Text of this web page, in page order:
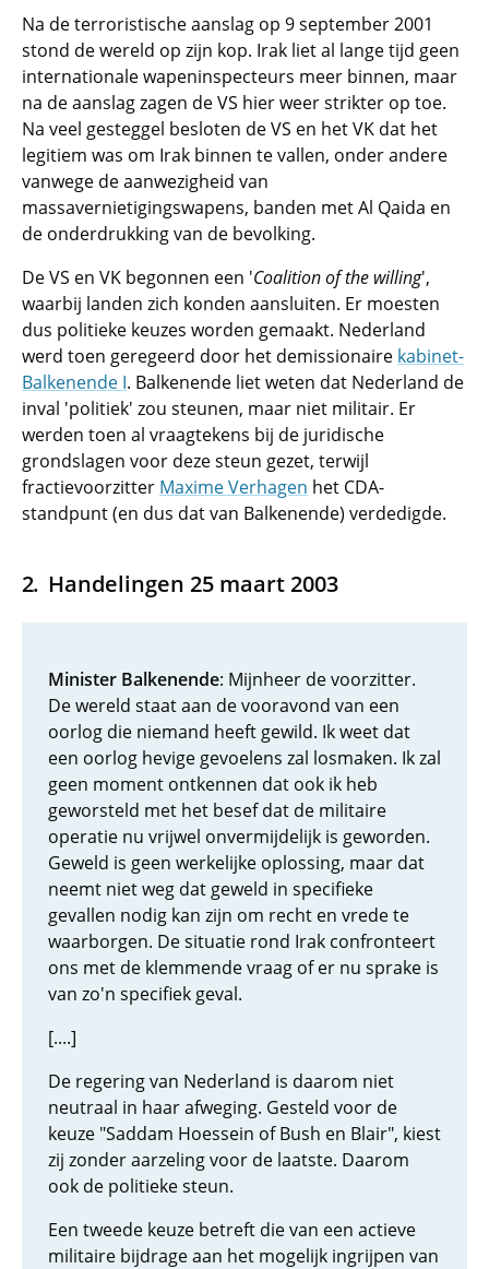
Na de terroristische aanslag op 9 september 2001
stond de wereld op zijn kop. Irak liet al lange tijd geen
internationale wapeninspecteurs meer binnen, maar
na de aanslag zagen de VS hier weer strikter op toe.
Na veel gesteggel besloten de VS en het VK dat het
legitiem was om Irak binnen te vallen, onder andere
vanwege de aanwezigheid van
massavernietigingswapens, banden met Al Qaida en
de onderdrukking van de bevolking.
De VS en VK begonnen een 'Coalition of the willing',
waarbij landen zich konden aansluiten. Er moesten
dus politieke keuzes worden gemaakt. Nederland
werd toen geregeerd door het demissionaire kabinet-
Balkenende I. Balkenende liet weten dat Nederland de
inval 'politiek' zou steunen, maar niet militair. Er
werden toen al vraagtekens bij de juridische
grondslagen voor deze steun gezet, terwijl
fractievoorzitter Maxime Verhagen het CDA-
standpunt (en dus dat van Balkenende) verdedigde.
Handelingen 25 maart 2003
Minister Balkenende: Mijnheer de voorzitter.
De wereld staat aan de vooravond van een
oorlog die niemand heeft gewild. Ik weet dat
een oorlog hevige gevoelens zal losmaken. Ik zal
geen moment ontkennen dat ook ik heb
geworsteld met het besef dat de militaire
operatie nu vrijwel onvermijdelijk is geworden.
Geweld is geen werkelijke oplossing, maar dat
neemt niet weg dat geweld in specifieke
gevallen nodig kan zijn om recht en vrede te
waarborgen. De situatie rond Irak confronteert
ons met de klemmende vraag of er nu sprake is
van zo'n specifiek geval.
[....]
De regering van Nederland is daarom niet
neutraal in haar afweging. Gesteld voor de
keuze "Saddam Hoessein of Bush en Blair", kiest
zij zonder aarzeling voor de laatste. Daarom
ook de politieke steun.
Een tweede keuze betreft die van een actieve
militaire bijdrage aan het mogelijk ingrijpen van